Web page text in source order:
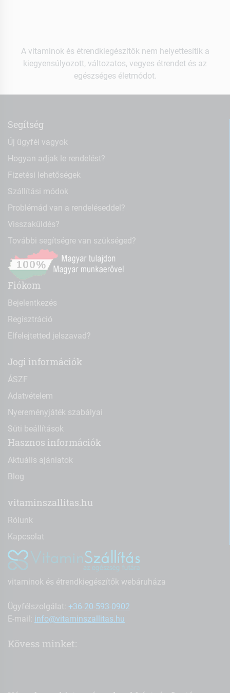
A vitaminok és étrendkiegészítők nem helyettesítik a
kiegyensúlyozott, változatos, vegyes étrendet és az
egészséges életmódot.
Segítség
Új ügyfél vagyok
Hogyan adjak le rendelést?
Fizetési lehetőségek
Szállítási módok
Problémád van a rendeléseddel?
Visszaküldés?
További segítségre van szükséged?
Fiókom
Bejelentkezés
Regisztráció
Elfelejtetted jelszavad?
Jogi információk
ÁSZF
Adatvételem
Nyereményjáték szabályai
Süti beállítások
Hasznos információk
Aktuális ajánlatok
Blog
vitaminszallitas.hu
Rólunk
Kapcsolat
vitaminok és étrendkiegészítők webáruháza
Ügyfélszolgálat: +36-20-593-0902
E-mail: info@vitaminszallitas.hu
Kövess minket: